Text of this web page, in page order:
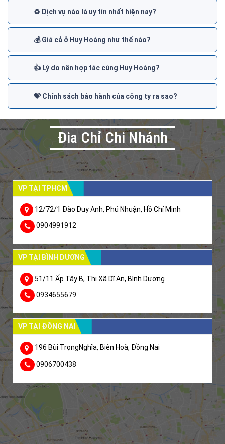
♻️ Dịch vụ nào là uy tín nhất hiện nay?
💰 Giá cả ở Huy Hoàng như thế nào?
👍 Lý do nên hợp tác cùng Huy Hoàng?
💝 Chính sách bảo hành của công ty ra sao?
Đia Chỉ Chi Nhánh
VP TẠI TPHCM
12/72/1 Đào Duy Anh, Phú Nhuận, Hồ Chí Minh
0904991912
VP TẠI BÌNH DƯƠNG
51/11 Ấp Tây B, Thị Xã Dĩ An, Bình Dương
0934655679
VP TẠI ĐỒNG NAI
196 Bùi TrọngNghĩa, Biên Hoà, Đồng Nai
0906700438